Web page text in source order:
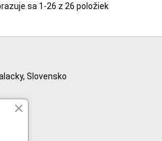
sa 1-26 z 26 položiek
Slovensko